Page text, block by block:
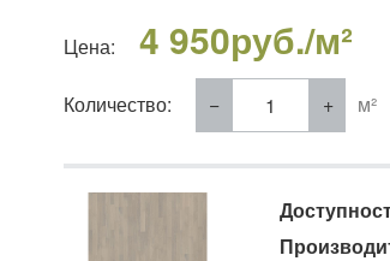
Цена: 4 950руб./м²
Количество: м²